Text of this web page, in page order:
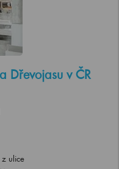
Dřevojasu v ČR
ulice